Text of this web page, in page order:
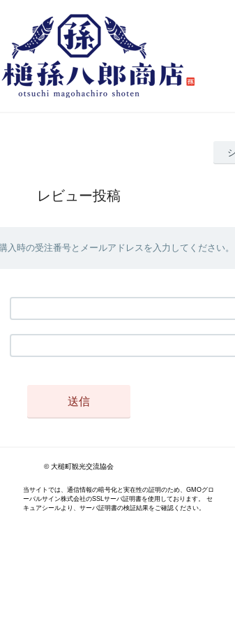
レビュー投稿
入時の受注番号とメールアドレスを入力してください。
© 大槌町観光交流協会
当サイトでは、通信情報の暗号化と実在性の証明のため、GMOグロ
ーバルサイン株式会社のSSLサーバ証明書を使用しております。 セ
キュアシールより、サーバ証明書の検証結果をご確認ください。